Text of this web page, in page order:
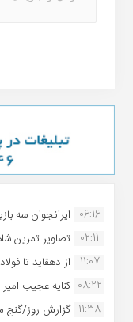
06:16 ایرانجوان سه
02:11
تصاویر تمرین
11:07
از دهقاید تا
08:22 کنایه عجیب
11:38 گزارش روز/گنج